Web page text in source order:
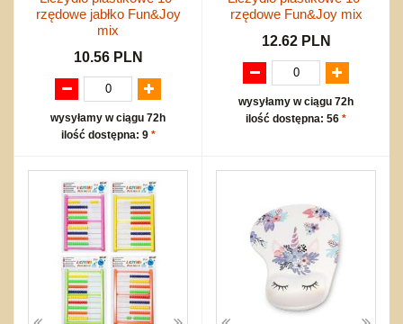
rzędowe jabłko Fun&Joy
mix
10.56 PLN
wysyłamy w ciągu 72h
ilość dostępna: 9 *
rzędowe Fun&Joy mix
12.62 PLN
wysyłamy w ciągu 72h
ilość dostępna: 56 *